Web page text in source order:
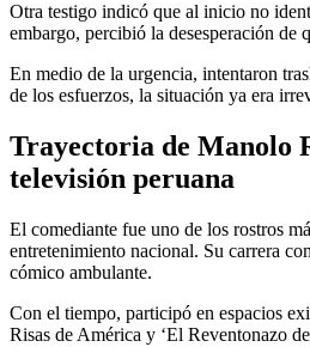
Otra testigo indicó que al inicio no
embargo, percibió la desesperación de
En medio de la urgencia, intentaron
de los esfuerzos, la situación ya era
Trayectoria de Manolo
televisión peruana
El comediante fue uno de los rostros
entretenimiento nacional. Su carrera
cómico ambulante.
Con el tiempo, participó en espacios
Risas de América y ‘El Reventonazo